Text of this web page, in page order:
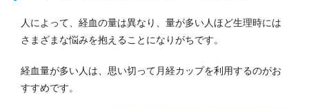
人によって、経血の量は異なり、量が多い人ほど生理時には
さまざまな悩みを抱えることになりがちです。
経血量が多い人は、思い切って月経カップを利用するのがお
すすめです。